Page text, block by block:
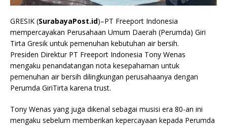
GRESIK (SurabayaPost.id)–PT Freeport Indonesia
mempercayakan Perusahaan Umum Daerah (Perumda) Giri
Tirta Gresik untuk pemenuhan kebutuhan air bersih.
Presiden Direktur PT Freeport Indonesia Tony Wenas
mengaku penandatangan nota kesepahaman untuk
pemenuhan air bersih dilingkungan perusahaanya dengan
Perumda GiriTirta karena trust.
Tony Wenas yang juga dikenal sebagai musisi era 80-an ini
mengaku sebelum memberikan kepercayaan kepada Perumda